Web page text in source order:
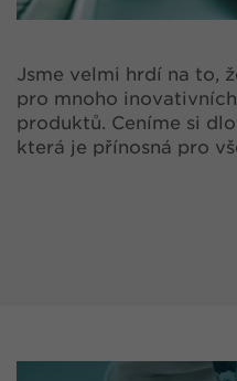
Jsme velmi hrdí na to,
pro mnoho
produktů. Ceníme si
která je přínosná pro